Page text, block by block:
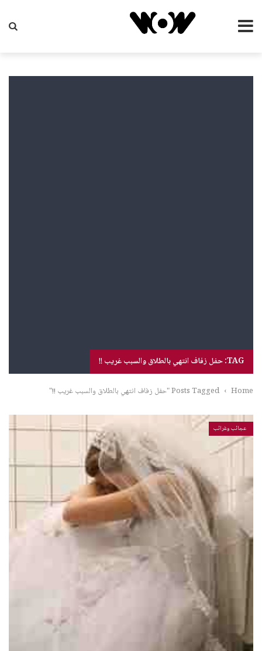
TAG: حفل زفاف انتهي بالطلاق والسبب غريب !!
Home
› Posts Tagged "حفل زفاف انتهي بالطلاق والسبب غريب !!"
عجائب وغرائب